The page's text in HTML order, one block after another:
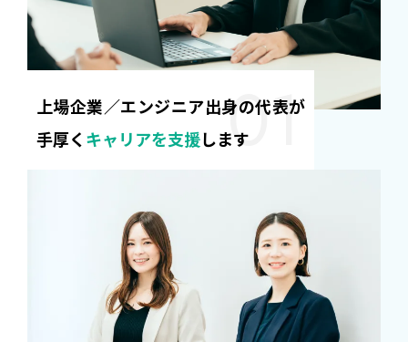
上場企業／エンジニア出身の代表が
手厚く キャリアを支援します